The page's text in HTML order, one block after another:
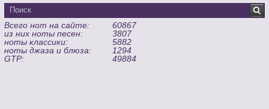
Всего нот на сайте:
60867
из них ноты песен:
3807
ноты классики:
5882
ноты джаза и блюза:
1294
GTP:
49884